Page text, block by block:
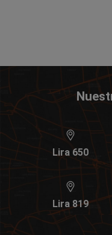
Lira 650
Lira 819